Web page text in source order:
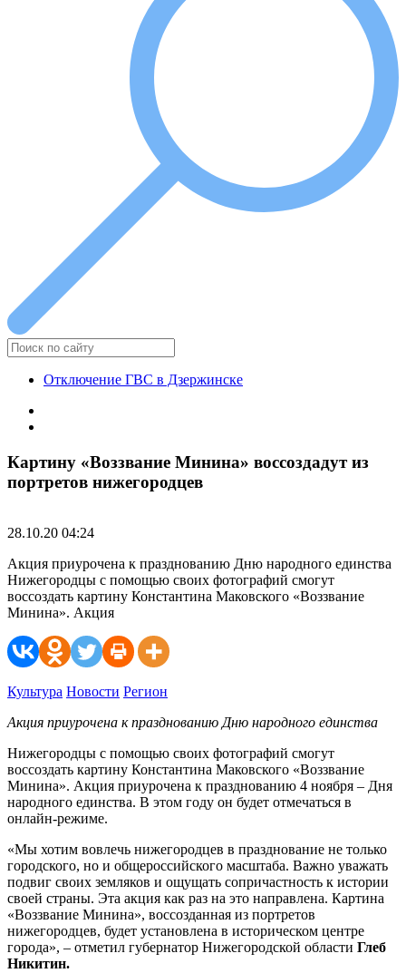
Отключение ГВС в Дзержинске
Картину «Воззвание Минина» воссоздадут из
портретов нижегородцев
28.10.20 04:24
Акция приурочена к празднованию Дню народного единства
Нижегородцы с помощью своих фотографий смогут
воссоздать картину Константина Маковского «Воззвание
Минина». Акция
Культура Новости Регион
Акция приурочена к празднованию Дню народного единства
Нижегородцы с помощью своих фотографий смогут
воссоздать картину Константина Маковского «Воззвание
Минина». Акция приурочена к празднованию 4 ноября – Дня
народного единства. В этом году он будет отмечаться в
онлайн-режиме.
«Мы хотим вовлечь нижегородцев в празднование не только
городского, но и общероссийского масштаба. Важно уважать
подвиг своих земляков и ощущать сопричастность к истории
своей страны. Эта акция как раз на это направлена. Картина
«Воззвание Минина», воссозданная из портретов
нижегородцев, будет установлена в историческом центре
города», – отметил губернатор Нижегородской области Глеб
Никитин.